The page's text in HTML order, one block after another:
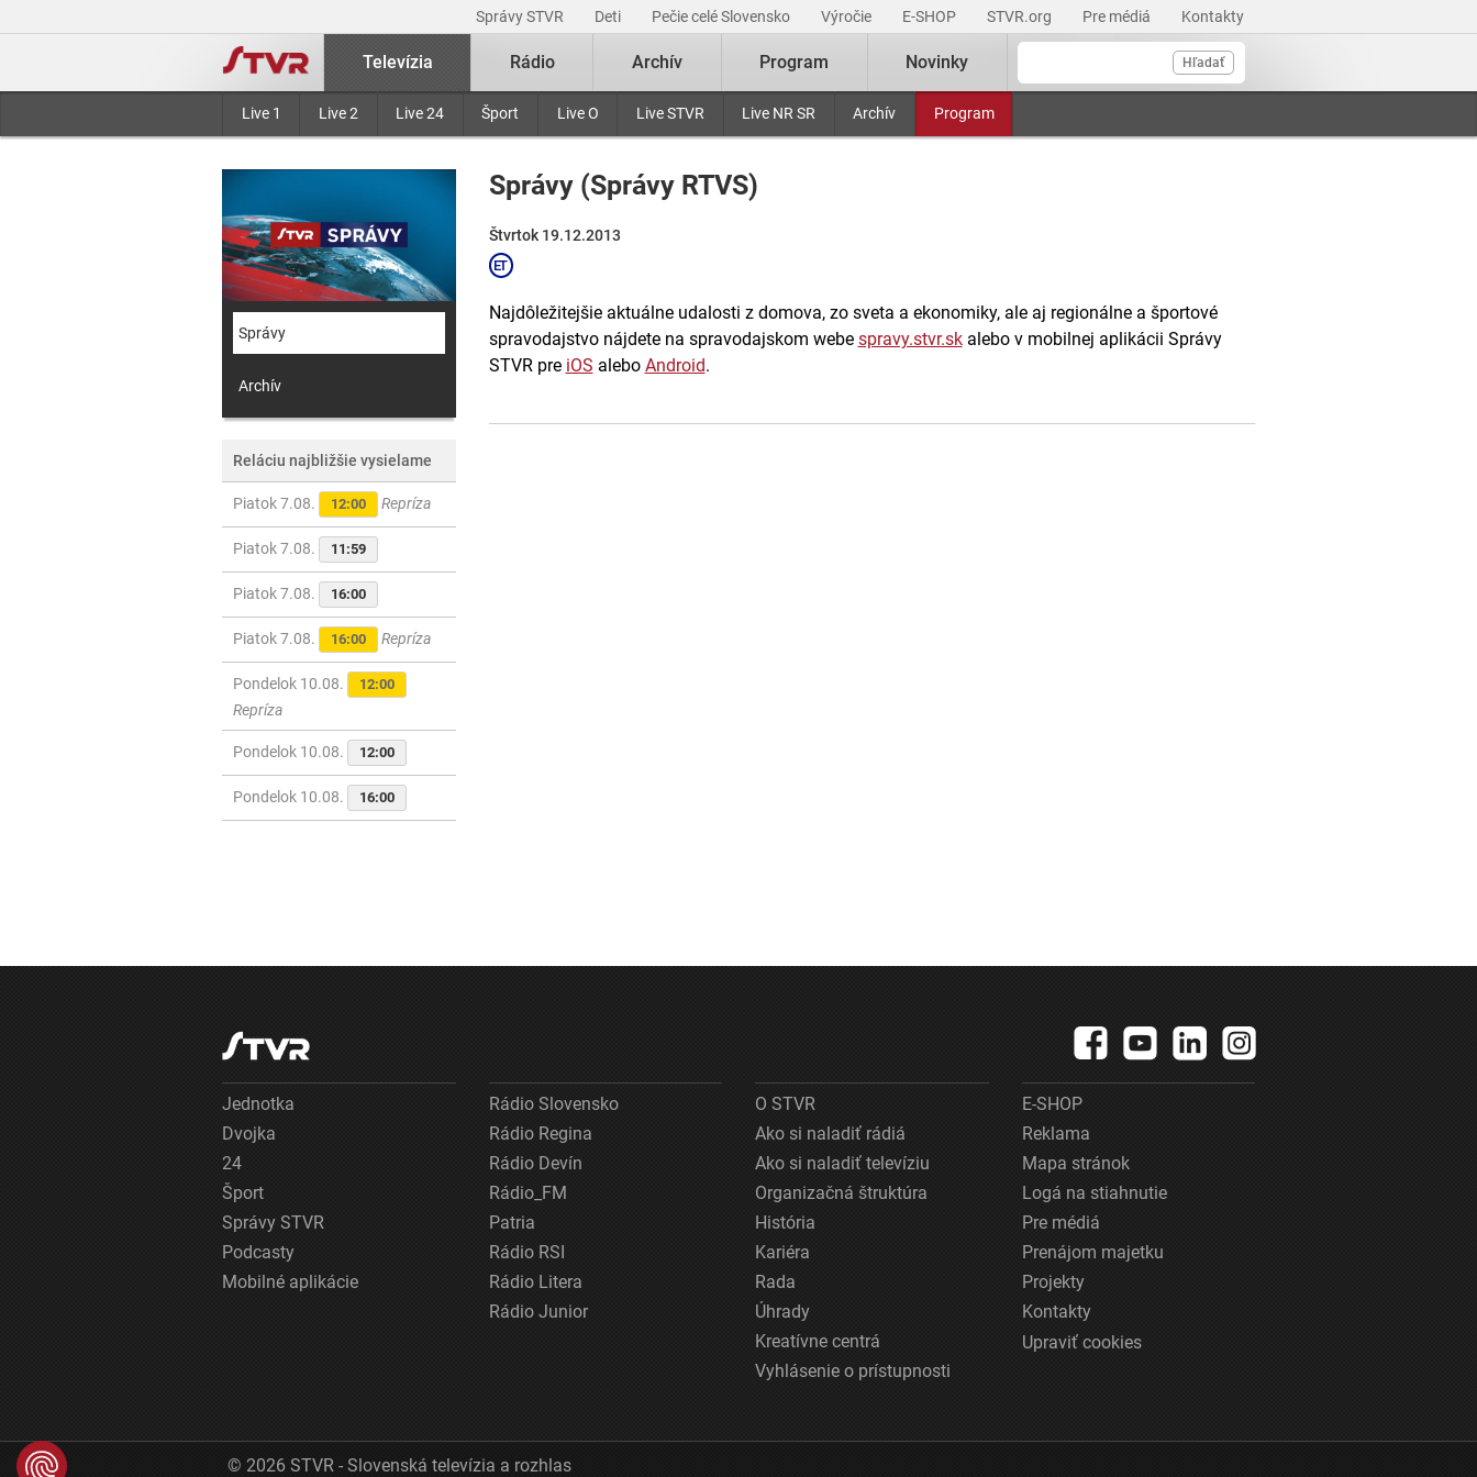
Správy STVR Deti Pečie celé Slovensko Výročie E-SHOP STVR.org Pre médiá Kontakty
Hľadať
Televízia
Live 1 Live 2 Live 24 Šport Live O Live STVR Live NR SR Archív Program
Rádio Archív Program Novinky
Správy
Archív
Reláciu najbližšie vysielame
Piatok 7.08. 12:00 Repríza
Piatok 7.08. 11:59
Piatok 7.08. 16:00
Piatok 7.08. 16:00 Repríza
Pondelok 10.08. 12:00
Repríza
Pondelok 10.08. 12:00
Pondelok 10.08. 16:00
Správy (Správy RTVS)
Štvrtok 19.12.2013
Najdôležitejšie aktuálne udalosti z domova, zo sveta a ekonomiky, ale aj regionálne a športové
spravodajstvo nájdete na spravodajskom webe spravy.stvr.skalebo v mobilnej aplikácii Správy
STVR pre iOS alebo Android.
Jednotka
Dvojka
24
Šport
Správy STVR
Podcasty
Mobilné aplikácie
Rádio Slovensko
Rádio Regina
Rádio Devín
Rádio_FM
Patria
Rádio RSI
Rádio Litera
Rádio Junior
O STVR
Ako si naladiť rádiá
Ako si naladiť televíziu
Organizačná štruktúra
História
Kariéra
Rada
Úhrady
Kreatívne centrá
Vyhlásenie o prístupnosti
E-SHOP
Reklama
Mapa stránok
Logá na stiahnutie
Pre médiá
Prenájom majetku
Projekty
Kontakty
Upraviť cookies
© 2026 STVR - Slovenská televízia a rozhlas